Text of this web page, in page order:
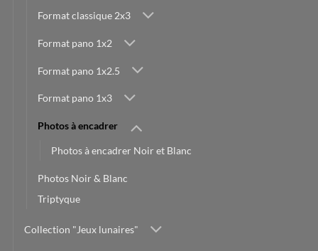
Format classique 2x3
Format pano 1x2
Format pano 1x2.5
Format pano 1x3
Photos à encadrer
Photos à encadrer Noir et Blanc
Photos Noir & Blanc
Triptyque
Collection "Jeux lunaires"